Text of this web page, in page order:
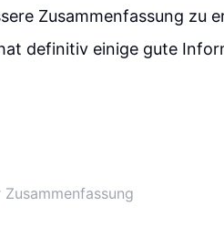
Zusammenfassung zu
definitiv einige gute